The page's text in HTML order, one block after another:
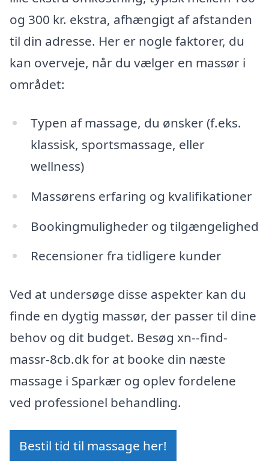
og 300 kr. ekstra, afhængigt af afstanden
til din adresse. Her er nogle faktorer, du
kan overveje, når du vælger en massør i
området:
Typen af massage, du ønsker (f.eks.
klassisk, sportsmassage, eller
wellness)
Massørens erfaring og kvalifikationer
Bookingmuligheder og tilgængelighed
Recensioner fra tidligere kunder
Ved at undersøge disse aspekter kan du
finde en dygtig massør, der passer til dine
behov og dit budget. Besøg xn--find-
massr-8cb.dk for at booke din næste
massage i Sparkær og oplev fordelene
ved professionel behandling.
Bestil tid til massage her!